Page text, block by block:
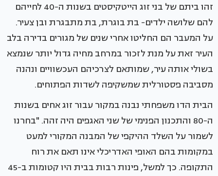
זהו ביתם של בני זוג הייטקיסטים בשנות ה-40 לחייהם
להם שלושה ילדים- בת בוגרת, בת מתבגרת ובן צעיר.
על המעבר הם החליטו אחרי שנים של מגורים בדירה בלב
העיר זאת על מנת לזכור במרחב מחיה גדול יותר שנמצא
בשולי אותה עיר, שמותאם לצרכיהם העכשוויים ונהנה
מסביבה פסטורלית שמשקיפה לשדות הפתוחים.
הבית הדו משפחתי נבנה במקור עבור זוג אחים בשנות
ה-80 והתכנון הפנימי של שני האגפים היה זהה. "בחרנו
לשמור על השלד ההיקפי של המבנה המקורי למעט
במקומות בהם האופי האדריכלי אינו תאם את רוח
התקופה. כך למשל, פינות רבות בבית היו קטומות ב-45